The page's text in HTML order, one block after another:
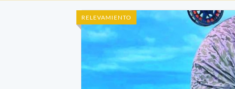
RELEVAMIENTO